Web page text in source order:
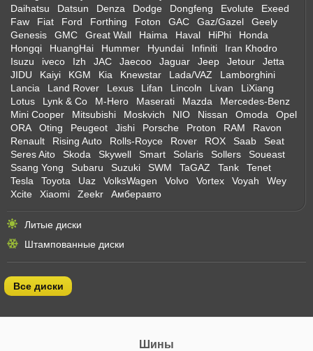
Daihatsu
Datsun Denza Dodge Dongfeng Evolute
Exeed
Faw
Fiat Ford Forthing Foton GAC Gaz/Gazel
Geely
Genesis
GMC Great Wall Haima Haval HiPhi
Honda
Hongqi
HuangHai Hummer Hyundai Infiniti
Iran Khodro
Isuzu
iveco Izh JAC Jaecoo Jaguar Jeep Jetour
Jetta
JIDU
Kaiyi KGM Kia Knewstar Lada/VAZ
Lamborghini
Lancia
Land Rover Lexus Lifan Lincoln Livan
LiXiang
Lotus
Lynk & Co M-Hero Maserati Mazda
Mercedes-Benz
Mini Cooper
Mitsubishi Moskvich NIO Nissan Omoda
Opel
ORA
Oting Peugeot Jishi Porsche Proton RAM
Ravon
Renault
Rising Auto Rolls-Royce Rover ROX Saab
Seat
Seres Aito
Skoda Skywell Smart Solaris Sollers
Soueast
Ssang Yong
Subaru Suzuki SWM TaGAZ Tank
Tenet
Tesla
Toyota Uaz VolksWagen Volvo Vortex Voyah
Wey
Xcite
Xiaomi Zeekr Амберавто
Литые диски
Штампованные диски
Все диски
Шины